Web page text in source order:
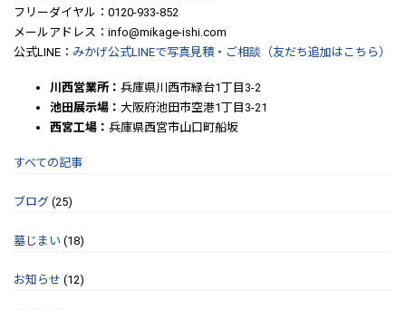
フリーダイヤル：0120-933-852
メールアドレス：info@mikage-ishi.com
公式LINE： みかげ公式LINEで写真見積・ご相談（友だち追加はこちら）
川西営業所： 兵庫県川西市緑台1丁目3-2
池田展示場： 大阪府池田市空港1丁目3-21
西宮工場： 兵庫県西宮市山口町船坂
すべての記事
ブログ (25)
墓じまい (18)
お知らせ (12)